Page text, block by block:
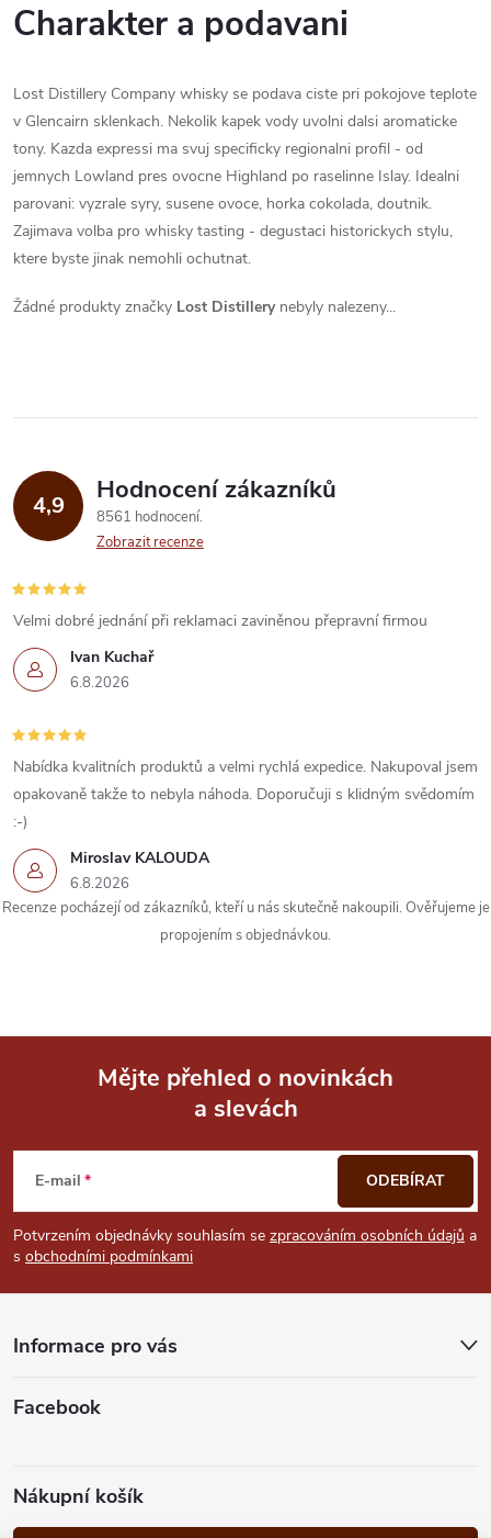
Charakter a podavani
Lost Distillery Company whisky se podava ciste pri pokojove teplote
v Glencairn sklenkach. Nekolik kapek vody uvolni dalsi aromaticke
tony. Kazda expressi ma svuj specificky regionalni profil - od
jemnych Lowland pres ovocne Highland po raselinne Islay. Idealni
parovani: vyzrale syry, susene ovoce, horka cokolada, doutnik.
Zajimava volba pro whisky tasting - degustaci historickych stylu,
ktere byste jinak nemohli ochutnat.
Žádné produkty značky Lost Distillerynebyly nalezeny...
4,9 Hodnocení zákazníků
8561 hodnocení
Zobrazit recenze
Ivan Kuchař
6.8.2026
Velmi dobré jednání při reklamaci zaviněnou přepravní firmou
Miroslav KALOUDA
6.8.2026
Nabídka kvalitních produktů a velmi rychlá expedice. Nakupoval jsem
opakovaně takže to nebyla náhoda. Doporučuji s klidným svědomím
:-)
Recenze pocházejí od zákazníků, kteří u nás skutečně nakoupili. Ověřujeme je
propojením s objednávkou.
p
a
Mějte přehled o novinkách
a slevách
E-mail
Potvrzením objednávky souhlasím se zpracováním osobních údajů a
s obchodními podmínkami
ODEBÍRAT
Informace pro vás
Facebook
Nákupní košík